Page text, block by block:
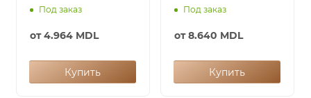
Под заказ
от4.964 MDL
Купить
Под заказ
от8.640 MDL
Купить